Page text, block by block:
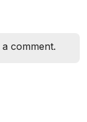
comment.